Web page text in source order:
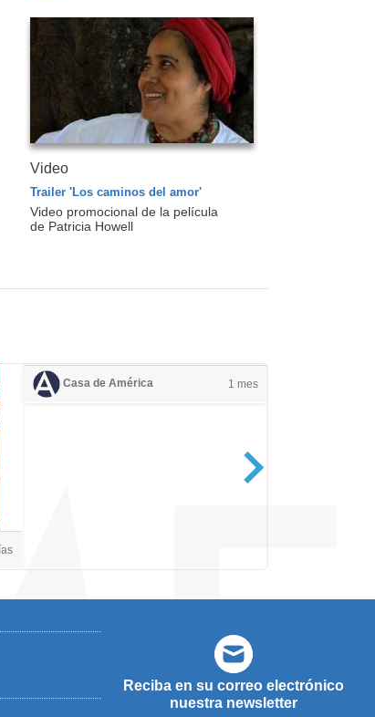
Video
Trailer 'Los caminos del amor'
Video promocional de la película
de Patricia Howell
Casa de América 1 mes
Reciba en su correo electrónico
nuestra newsletter